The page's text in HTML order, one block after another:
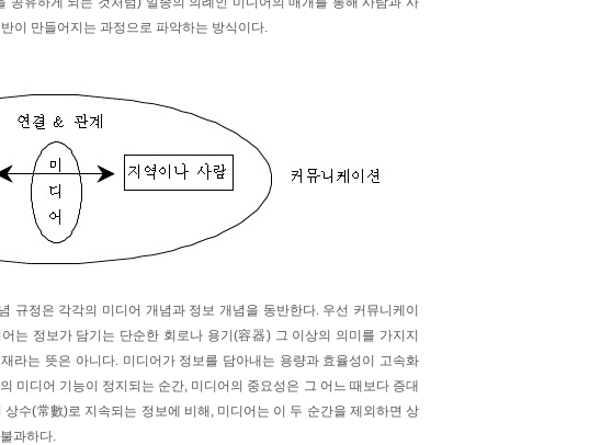
이 만들어지는 과정으로 파악하는 방식이다.
규정은 각각의 미디어 개념과 정보 개념을 동반한다. 우선 커뮤니케이
는 정보가 담기는 단순한 회로나 용기(容器) 그 이상의 의미를 가지지
라는 뜻은 아니다. 미디어가 정보를 담아내는 용량과 효율성이 고속화
미디어 기능이 정지되는 순간, 미디어의 중요성은 그 어느 때보다 증대
수(常數)로 지속되는 정보에 비해, 미디어는 이 두 순간을 제외하면 상
과하다.